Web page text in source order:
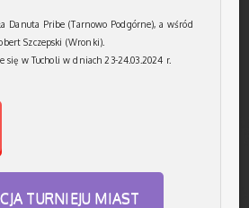
Danuta Pribe (Tarnowo Podgórne), a wśród
Szczepski (Wronki).
się w Tucholi w dniach 23-24.03.2024 r.
TURNIEJU MIAST